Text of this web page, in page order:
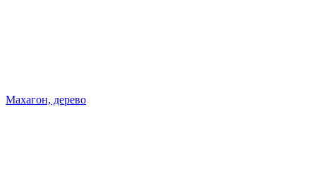
Махагон, дерево